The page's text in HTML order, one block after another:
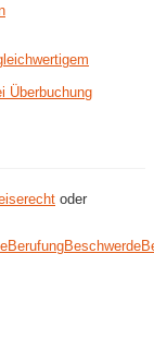
Überbuchung
oder
BerufungBeschwerde